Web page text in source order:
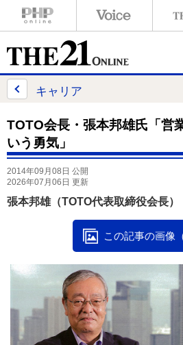
キャリア
TOTO会長・張本邦雄氏「営
いう勇気」
2014年09月08日 公開
2026年07月06日 更新
張本邦雄（TOTO代表取締役会長）
この記事の画像